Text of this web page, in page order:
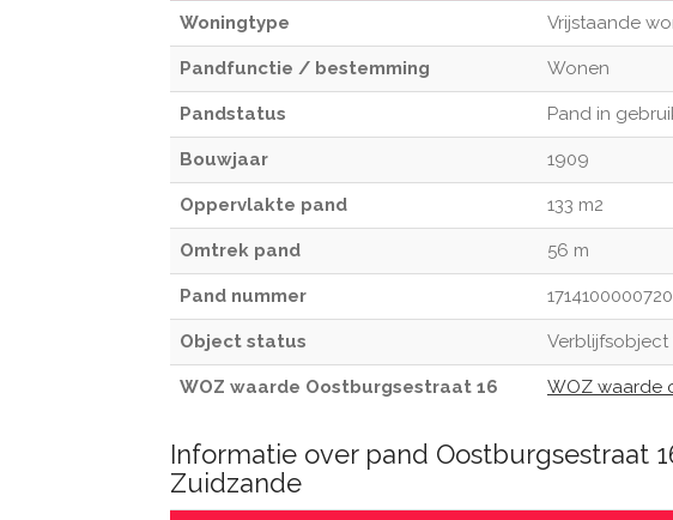
Woningtype Vrijstaande
Pandfunctie / bestemming Wonen
Pandstatus Pand in
Bouwjaar 1909
Oppervlakte pand 133 m2
Omtrek pand 56 m
Pand nummer
Object status Verblijfsobject
WOZ waarde Oostburgsestraat 16 WOZ waarde
Informatie over pand Oostburgsestraat
Zuidzande